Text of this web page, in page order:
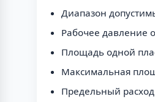
Диапазон
Рабочее давление
Площадь одной
Максимальная
Предельный